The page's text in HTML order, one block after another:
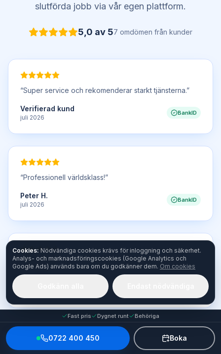
slutförda jobb via vår egen plattform.
5,0 av 57 omdömen från kunder
“Super service och rekomenderar starkt tjänsterna.”
Verifierad kund
juli 2026
BankID
“Professionell världsklass!”
Peter H.
juli 2026
BankID
“Snabbt, bra och väl utfört.”
Fast pris Dygnet runt Behöriga
0722 400 450 Boka
Cookies: Nödvändiga cookies krävs för inloggning och säkerhet.
Analys- och marknadsföringscookies (Google Analytics och
Google Ads) används bara om du godkänner dem. Om cookies